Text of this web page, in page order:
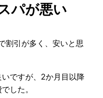
パが悪い
割引が多く、安いと思
ですが、2か月目以降
した。